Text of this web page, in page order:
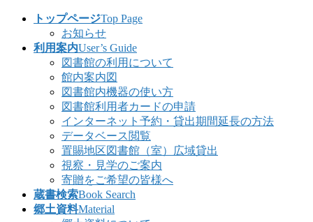
トップページTop Page
お知らせ
利用案内User’s Guide
図書館の利用について
館内案内図
図書館内機器の使い方
図書館利用者カードの申請
インターネット予約・貸出期間延長の方法
データベース閲覧
置賜地区図書館（室）広域貸出
視察・見学のご案内
寄贈をご希望の皆様へ
蔵書検索Book Search
郷土資料Material